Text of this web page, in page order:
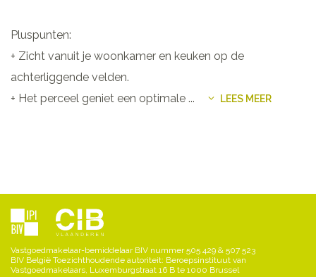
Pluspunten:
+ Zicht vanuit je woonkamer en keuken op de
achterliggende velden.
+ Het perceel geniet een optimale ... LEES MEER
Vastgoedmakelaar-bemiddelaar BIV nummer 505 429 & 507 523
BIV België Toezichthoudende autoriteit: Beroepsinstituut van
Vastgoedmakelaars, Luxemburgstraat 16 B te 1000 Brussel